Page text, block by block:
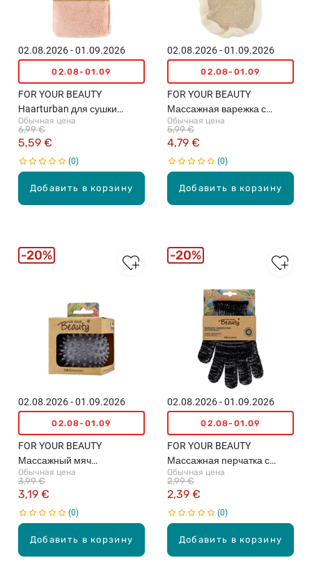
Добавить в корзину
02.08.2026 - 01.09.2026
02.08-01.09
FOR YOUR BEAUTY
Haarturban для сушки
волос
Обычная цена
5,59 €
6,99 €
0
Добавить в корзину
02.08.2026 - 01.09.2026
02.08-01.09
FOR YOUR BEAUTY
Массажная варежка с
конопляными, 1шт.
Обычная цена
4,79 €
5,99 €
0
Добавить в корзину
02.08.2026 - 01.09.2026
02.08-01.09
FOR YOUR BEAUTY
Массажный мяч
(различные цвета)
Обычная цена
3,19 €
3,99 €
0
20%
Добавить в корзину
02.08.2026 - 01.09.2026
02.08-01.09
FOR YOUR BEAUTY
Массажная перчатка с
активным углем*
(различные цвета)
Обычная цена
2,39 €
2,99 €
0
20%